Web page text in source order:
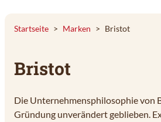
Startseite > Marken > Bristot
Bristot
Die Unternehmensphilosophie von
Gründung unverändert geblieben.